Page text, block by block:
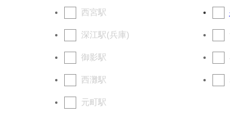
西宮駅
深江駅(兵庫)
御影駅
西灘駅
元町駅